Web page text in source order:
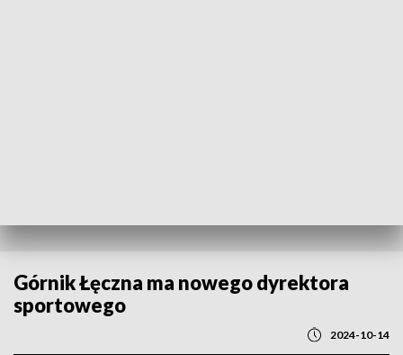
Górnik Łęczna ma nowego dyrektora
sportowego
2024-10-14